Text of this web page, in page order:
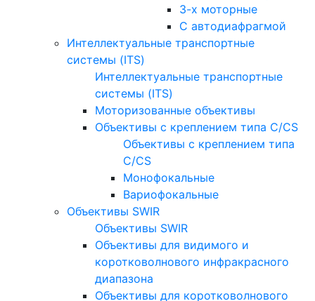
3-х моторные
С автодиафрагмой
Интеллектуальные транспортные
системы (ITS)
Интеллектуальные транспортные
системы (ITS)
Моторизованные объективы
Объективы с креплением типа C/CS
Объективы с креплением типа
C/CS
Монофокальные
Вариофокальные
Объективы SWIR
Объективы SWIR
Объективы для видимого и
коротковолнового инфракрасного
диапазона
Объективы для коротковолнового